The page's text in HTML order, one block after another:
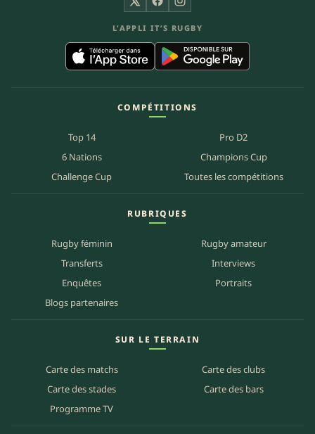
X FacebookInstagram
L’APPLI IT’S RUGBY
COMPÉTITIONS
Top 14
Pro D2
6 Nations
Champions Cup
Challenge Cup
Toutes les compétitions
RUBRIQUES
Rugby féminin
Rugby amateur
Transferts
Interviews
Enquêtes
Portraits
Blogs partenaires
SUR LE TERRAIN
Carte des matchs
Carte des clubs
Carte des stades
Carte des bars
Programme TV